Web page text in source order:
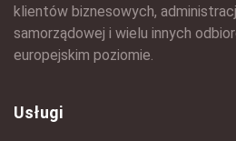
klientów biznesowych,
samorządowej i wielu innych
europejskim poziomie.
Usługi